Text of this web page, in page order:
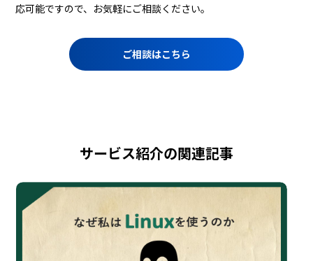
応可能ですので、お気軽にご相談ください。
ご相談はこちら
サービス紹介の関連記事